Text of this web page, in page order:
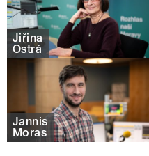
Jiřina
Ostrá
Jannis
Moras